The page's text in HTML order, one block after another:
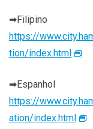
➡Filipino
https://
tion/index.html
➡Espanhol
https://
ation/index.html